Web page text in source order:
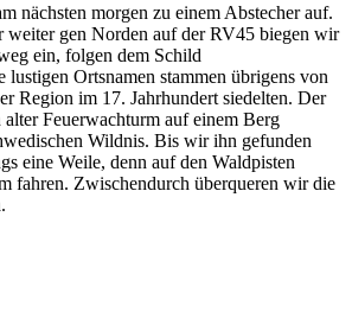
nächsten morgen zu einem Abstecher auf.
gen Norden auf der RV45 biegen wir
ein, folgen dem Schild
Ortsnamen stammen übrigens von
Region im 17. Jahrhundert siedelten. Der
Feuerwachturm auf einem Berg
Wildnis. Bis wir ihn gefunden
eine Weile, denn auf den Waldpisten
fahren. Zwischendurch überqueren wir die